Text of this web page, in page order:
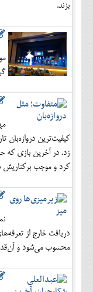
بزند.
کیفیت‌ترین دروازه‌بان
زد. در آخرین بازی که
کرد و موجب برکناریش
دریافت خارج از
محسوب می‌شود و